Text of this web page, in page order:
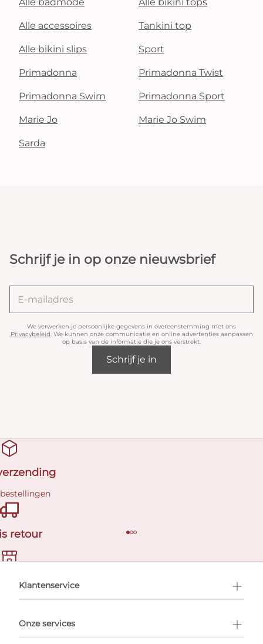
Alle accessoires Tankini top
Alle bikini slips Sport
Primadonna Primadonna Twist
Primadonna Swim Primadonna Sport
Marie Jo Marie Jo Swim
Sarda
Schrijf je in op onze nieuwsbrief
We verwerken je persoonlijke gegevens in overeenstemming met ons
Privacybeleid. We kunnen onze communicatie en online advertenties aanpassen
op basis van de informatie die je ons verstrekt.
Schrijf je in
retour
afspraak
Klantenservice
Onze services